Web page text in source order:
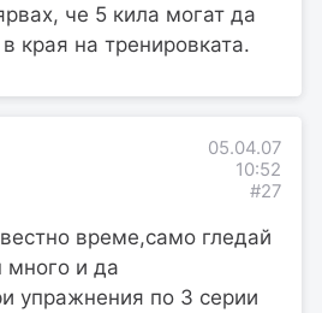
че 5 кила могат да
края на тренировката.
05.04.07
10:52
#27
време,само гледай
много и да
упражнения по 3 серии